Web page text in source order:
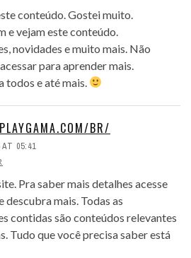
conteúdo. Gostei muito.
e vejam este conteúdo.
novidades e muito mais. Não
para aprender mais.
todos e até mais.
BR/
AT 05:41
Pra saber mais detalhes acesse
descubra mais. Todas as
contidas são conteúdos relevantes
Tudo que você precisa saber está